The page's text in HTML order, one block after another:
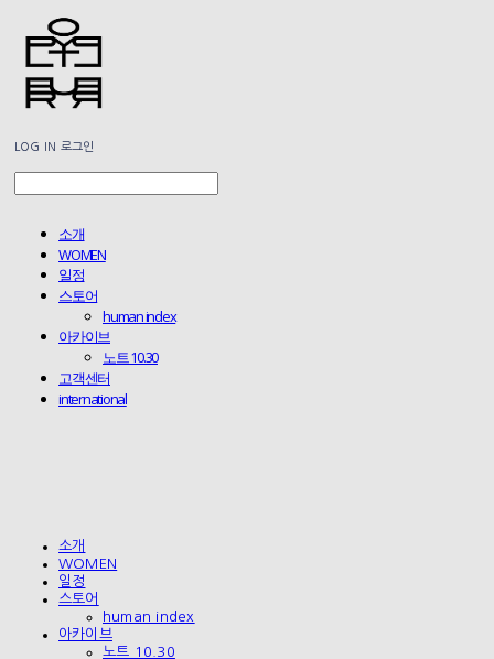
LOG IN 로그인
소개
WOMEN
일정
스토어
human index
아카이브
노트 10.30
고객센터
international
소개
WOMEN
일정
스토어
human index
아카이브
노트 10.30